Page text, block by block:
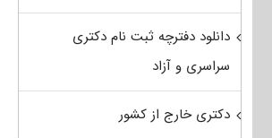
دانلود دفترچه ثبت نام دکتری
سراسری و آزاد
دکتری خارج از کشور